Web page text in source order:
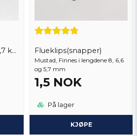
IR miljö sänke. Max 1,7 kg per order Flueklips(snapper)
Mustad, Finnes i lengdene 8, 6,6
og 5,7 mm
1,5 NOK
På lager
KJØPE